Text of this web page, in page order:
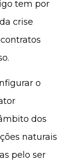
tem por
crise
o
dos
naturais
pelo ser